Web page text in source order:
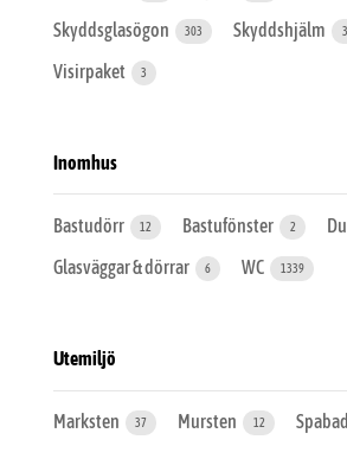
Skyddsglasögon 303 Skyddshjälm
Visirpaket 3
Inomhus
Bastudörr 12 Bastufönster 2
Glasväggar & dörrar 6 WC 1339
Utemiljö
Marksten 37 Mursten 12 Spabad